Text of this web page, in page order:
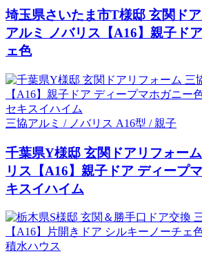
埼玉県さいたま市T様邸 玄関ド
アルミ ノバリス【A16】親子ド
ェ色
セキスイハイム
三協アルミ / ノバリス A16型 / 親子
千葉県Y様邸 玄関ドアリフォー
リス【A16】親子ドア ディープ
キスイハイム
積水ハウス